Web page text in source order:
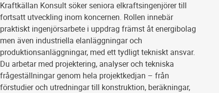
Kraftkällan Konsult söker seniora elkraftsingenjörer till
fortsatt utveckling inom koncernen. Rollen innebär
praktiskt ingenjörsarbete i uppdrag främst åt energibolag
men även industriella elanläggningar och
produktionsanläggningar, med ett tydligt tekniskt ansvar.
Du arbetar med projektering, analyser och tekniska
frågeställningar genom hela projektkedjan – från
förstudier och utredningar till konstruktion, beräkningar,